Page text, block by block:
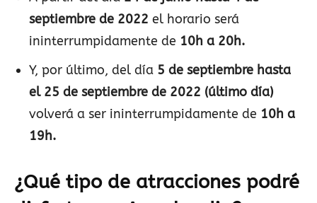
septiembre de 2022 el horario será
ininterrumpidamente de 10h a 20h.
Y, por último, del día 5 de septiembre hasta
el 25 de septiembre de 2022 (último día)
volverá a ser ininterrumpidamente de 10h a
19h.
¿Qué tipo de atracciones podré